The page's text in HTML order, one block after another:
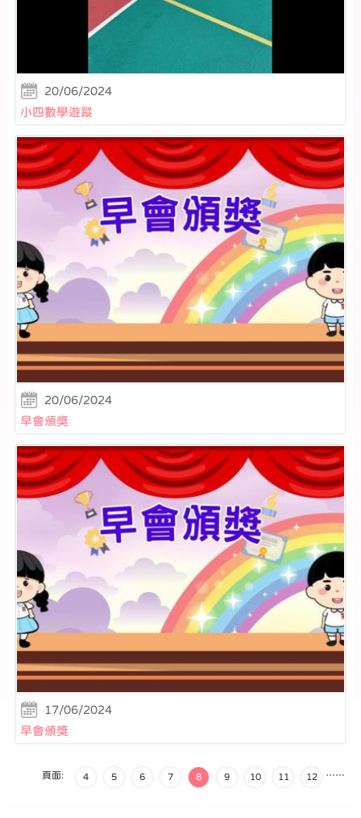
20/06/2024
小四數學遊蹤
20/06/2024
早會頒獎
17/06/2024
早會頒獎
頁面: …
4 5 6 7 8 9 10 11 12 …